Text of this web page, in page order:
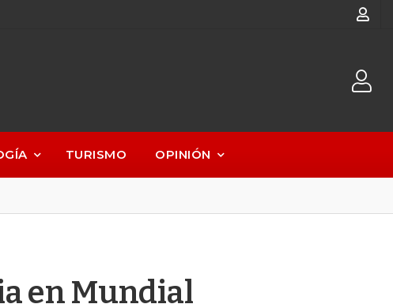
TURISMO OPINIÓN
en Mundial